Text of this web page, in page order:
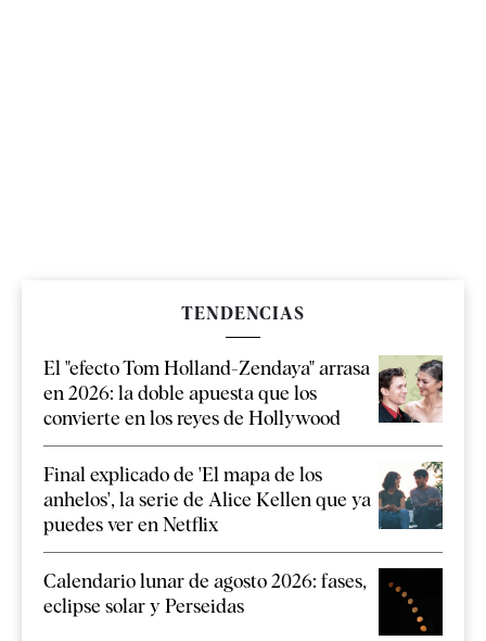
TENDENCIAS
El "efecto Tom Holland-Zendaya" arrasa
en 2026: la doble apuesta que los
convierte en los reyes de Hollywood
Final explicado de 'El mapa de los
anhelos', la serie de Alice Kellen que ya
puedes ver en Netflix
Calendario lunar de agosto 2026: fases,
eclipse solar y Perseidas